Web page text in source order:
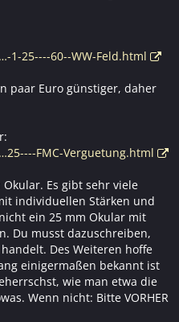
1-25----60--WW-Feld.html
paar Euro günstiger, daher
FMC-Verguetung.html
Es gibt sehr viele
individuellen Stärken und
ein 25 mm Okular mit
Du musst dazuschreiben,
Des Weiteren hoffe
einigermaßen bekannt ist
wie man etwa die
Wenn nicht: Bitte VORHER